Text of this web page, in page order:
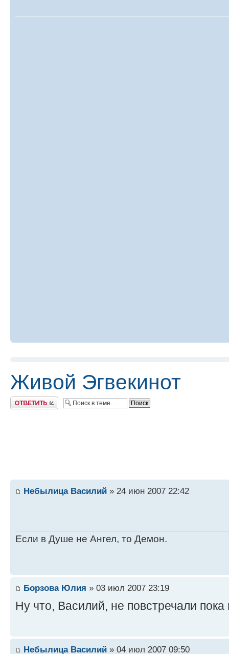
Живой Эгвекинот
Ответить
Небылица Василий » 24 июн 2007 22:42
Если в Душе не Ангел, то Демон.
Борзова Юлия » 03 июл 2007 23:19
Ну что, Василий, не повстречали
Небылица Василий » 04 июл 2007 09:50